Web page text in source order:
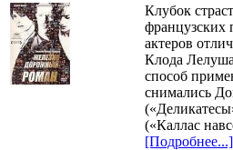
Клубок
французских
актеров
Клода
способ
снимались
(«Каллас
[Подробнее...]